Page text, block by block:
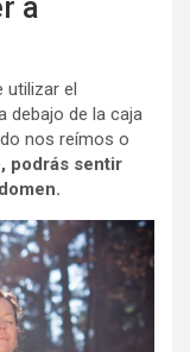
a
utilizar el
debajo de la caja
nos reímos o
podrás sentir